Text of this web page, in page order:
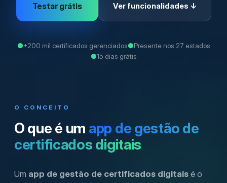
Testar grátis Ver funcionalidades ↓
●+200 mil certificados gerenciados●Presente nos 27 estados
●15 dias grátis
O CONCEITO
O que é um app de gestão de
certificados digitais
Um app de gestão de certificados digitais é o